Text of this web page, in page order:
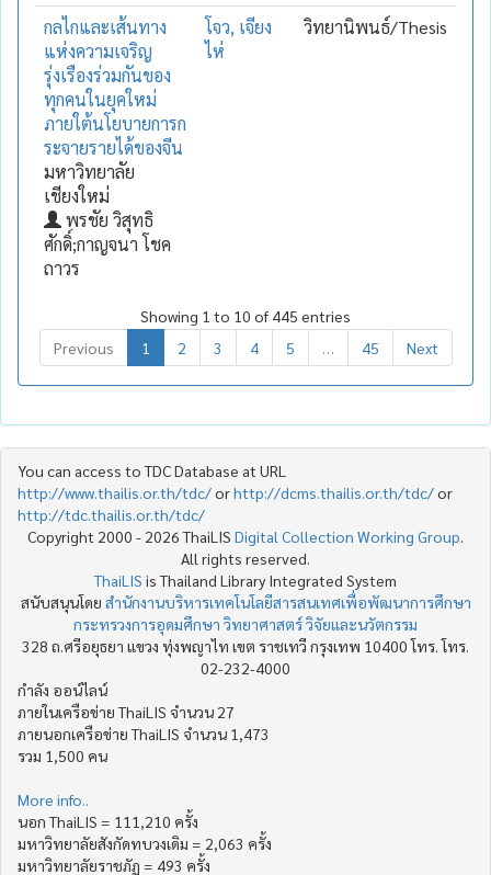
กลไกและเส้นทาง
แห่งความเจริญ
รุ่งเรืองร่วมกันของ
ทุกคนในยุคใหม่
ภายใต้นโยบายการก
ระจายรายได้ของจีน
มหาวิทยาลัย
เชียงใหม่
พรชัย วิสุทธิ
ศักดิ์;กาญจนา โชค
ถาวร
โจว, เจียง
ไห่
วิทยานิพนธ์/Thesis
Showing 1 to 10 of 445 entries
Previous
1 2 3 4 5 45 Next
You can access to TDC Database at URL
http://www.thailis.or.th/tdc/orhttp://dcms.thailis.or.th/tdc/or
http://tdc.thailis.or.th/tdc/
Copyright 2000 - 2026 ThaiLIS Digital Collection Working Group
All rights reserved.
ThaiLIS is Thailand Library Integrated System
สนับสนุนโดย สำนักงานบริหารเทคโนโลยีสารสนเทศเพื่อพัฒนาการศึกษา
กระทรวงการอุดมศึกษา วิทยาศาสตร์ วิจัยและนวัตกรรม
328 ถ.ศรีอยุธยา แขวง ทุ่งพญาไท เขต ราชเทวี กรุงเทพ 10400 โทร. โทร.
02-232-4000
กำลัง ออน์ไลน์
ภายในเครือข่าย ThaiLIS จำนวน 27
ภายนอกเครือข่าย ThaiLIS จำนวน 1,473
รวม 1,500 คน
More info..
นอก ThaiLIS = 111,210 ครั้ง
มหาวิทยาลัยสังกัดทบวงเดิม = 2,063 ครั้ง
มหาวิทยาลัยราชภัฏ = 493 ครั้ง